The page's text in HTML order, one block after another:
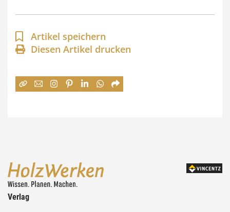
p
a
n
e
0
Artikel speichern
Diesen Artikel drucken
Verlag